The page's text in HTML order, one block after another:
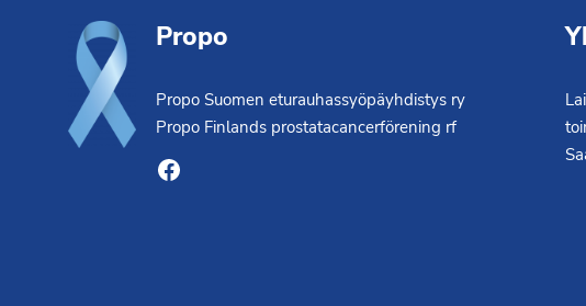
Propo
Propo Suomen eturauhassyöpäyhdistys ry
Propo Finlands prostatacancerförening rf
Facebook